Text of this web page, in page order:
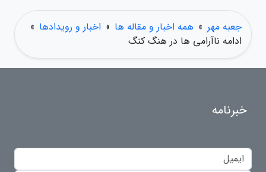
جعبه مهر » همه اخبار و مقاله ها » اخبار و رویدادها »
ادامه ناآرامی ها در هنگ کنگ
خبرنامه